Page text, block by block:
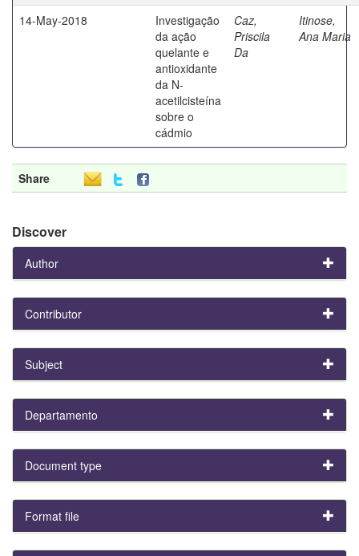
14-May-2018
Investigação
da ação
quelante e
antioxidante
da N-
acetilcisteína
sobre o
cádmio
Caz,
Priscila
Da
Itinose,
Ana Maria
Share
Discover
Author
Contributor
Subject
Departamento
Document type
Format file